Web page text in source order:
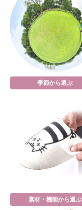
季節から選ぶ
素材・機能から選ぶ